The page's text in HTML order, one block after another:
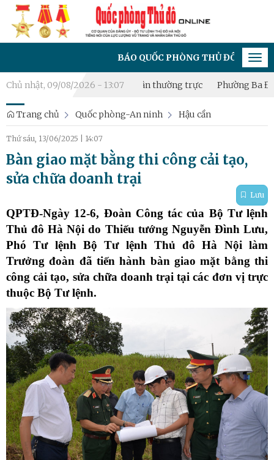
BÁO QUỐC PHÒNG THỦ ĐÔ - CƠ QUAN
Chủ nhật, 09/08/2026 - 13:07
thành lập Tiểu đội Dân quân thường trực Phường Ba Đình bồi
Trang chủ Quốc phòng-An ninh Hậu cần
Thứ sáu, 13/06/2025 14:07
Bàn giao mặt bằng thi công cải tạo,
sửa chữa doanh trại
Lưu
QPTĐ-Ngày 12-6, Đoàn Công tác của Bộ Tư lệnh
Thủ đô Hà Nội do Thiếu tướng Nguyễn Đình Lưu,
Phó Tư lệnh Bộ Tư lệnh Thủ đô Hà Nội làm
Trưởng đoàn đã tiến hành bàn giao mặt bằng thi
công cải tạo, sửa chữa doanh trại tại các đơn vị trực
thuộc Bộ Tư lệnh.